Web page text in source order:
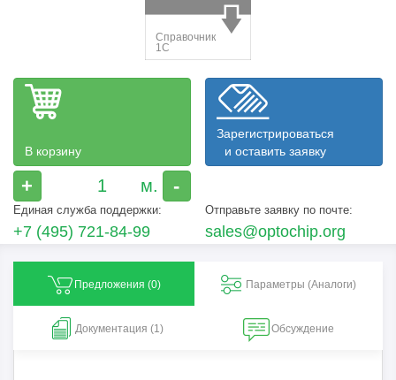
В корзину
+ -
Зарегистрироваться
и оставить заявку
Единая служба поддержки:
+7 (495) 721-84-99
Отправьте заявку по почте:
sales@optochip.org
Предложения (0) Параметры (Aналоги)
Документация (1) Обсуждение